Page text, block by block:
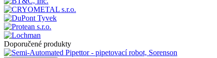
Doporučené produkty